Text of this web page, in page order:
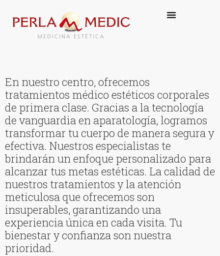
En nuestro centro, ofrecemos
tratamientos médico estéticos corporales
de primera clase. Gracias a la tecnología
de vanguardia en aparatología, logramos
transformar tu cuerpo de manera segura y
efectiva. Nuestros especialistas te
brindarán un enfoque personalizado para
alcanzar tus metas estéticas. La calidad de
nuestros tratamientos y la atención
meticulosa que ofrecemos son
insuperables, garantizando una
experiencia única en cada visita. Tu
bienestar y confianza son nuestra
prioridad.